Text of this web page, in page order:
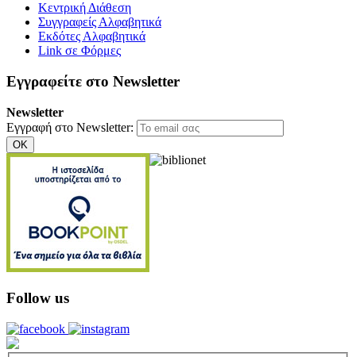
Κεντρική Διάθεση
Συγγραφείς Αλφαβητικά
Εκδότες Αλφαβητικά
Link σε Φόρμες
Εγγραφείτε στο Newsletter
Newsletter
Εγγραφή στο Newsletter:
OK
Follow us